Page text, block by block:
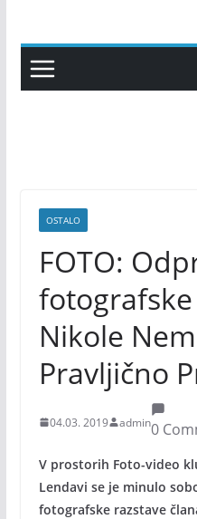
content
OSTALO
FOTO:
Nikole
Pravljično
04.03. 2019 admin0
V prostorih Foto-video
Lendavi se je minulo
fotografske razstave